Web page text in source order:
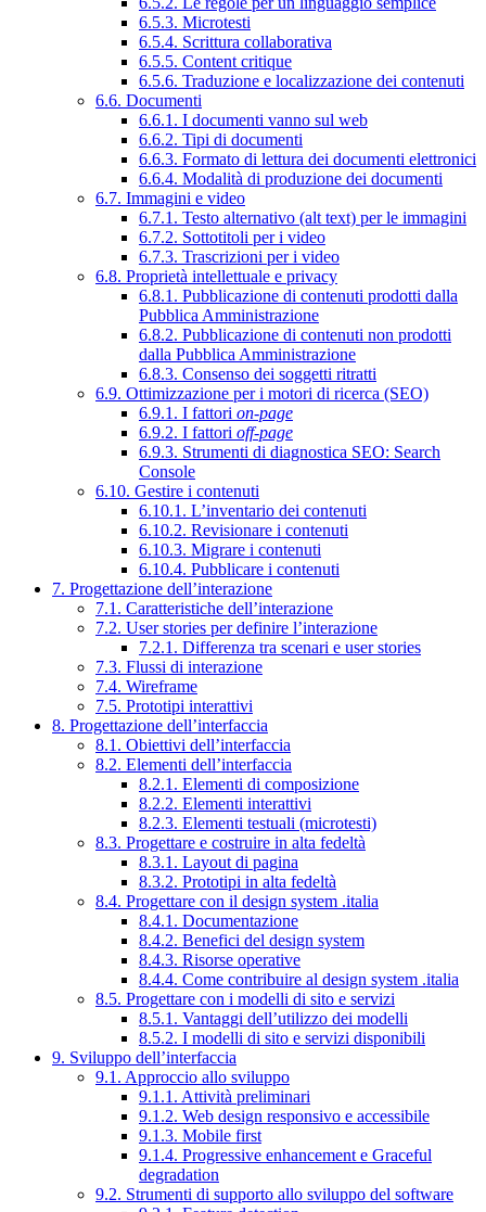
6.5.3. Microtesti
6.5.4. Scrittura collaborativa
6.5.5. Content critique
6.5.6. Traduzione e localizzazione dei contenuti
6.6. Documenti
6.6.1. I documenti vanno sul web
6.6.2. Tipi di documenti
6.6.3. Formato di lettura dei documenti elettronici
6.6.4. Modalità di produzione dei documenti
6.7. Immagini e video
6.7.1. Testo alternativo (alt text) per le immagini
6.7.2. Sottotitoli per i video
6.7.3. Trascrizioni per i video
6.8. Proprietà intellettuale e privacy
6.8.1. Pubblicazione di contenuti prodotti dalla
Pubblica Amministrazione
6.8.2. Pubblicazione di contenuti non prodotti
dalla Pubblica Amministrazione
6.8.3. Consenso dei soggetti ritratti
6.9. Ottimizzazione per i motori di ricerca (SEO)
6.9.1. I fattori on-page
6.9.2. I fattori off-page
6.9.3. Strumenti di diagnostica SEO: Search
Console
6.10. Gestire i contenuti
6.10.1. L’inventario dei contenuti
6.10.2. Revisionare i contenuti
6.10.3. Migrare i contenuti
6.10.4. Pubblicare i contenuti
7. Progettazione dell’interazione
7.1. Caratteristiche dell’interazione
7.2. User stories per definire l’interazione
7.2.1. Differenza tra scenari e user stories
7.3. Flussi di interazione
7.4. Wireframe
7.5. Prototipi interattivi
8. Progettazione dell’interfaccia
8.1. Obiettivi dell’interfaccia
8.2. Elementi dell’interfaccia
8.2.1. Elementi di composizione
8.2.2. Elementi interattivi
8.2.3. Elementi testuali (microtesti)
8.3. Progettare e costruire in alta fedeltà
8.3.1. Layout di pagina
8.3.2. Prototipi in alta fedeltà
8.4. Progettare con il design system .italia
8.4.1. Documentazione
8.4.2. Benefici del design system
8.4.3. Risorse operative
8.4.4. Come contribuire al design system .italia
8.5. Progettare con i modelli di sito e servizi
8.5.1. Vantaggi dell’utilizzo dei modelli
8.5.2. I modelli di sito e servizi disponibili
9. Sviluppo dell’interfaccia
9.1. Approccio allo sviluppo
9.1.1. Attività preliminari
9.1.2. Web design responsivo e accessibile
9.1.3. Mobile first
9.1.4. Progressive enhancement e Graceful
degradation
9.2. Strumenti di supporto allo sviluppo del software